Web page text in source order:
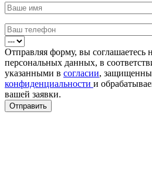
Отправляя форму, вы соглашаетесь
персональных данных, в
указанными в согласии,
конфиденциальности и
вашей заявки.